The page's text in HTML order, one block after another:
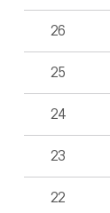
26
25
24
23
22